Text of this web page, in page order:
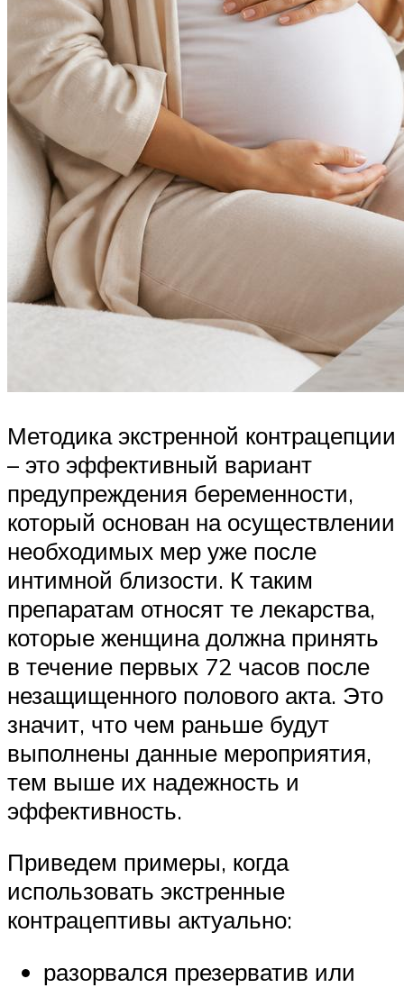
Методика экстренной контрацепции
– это эффективный вариант
предупреждения беременности,
который основан на осуществлении
необходимых мер уже после
интимной близости. К таким
препаратам относят те лекарства,
которые женщина должна принять
в течение первых 72 часов после
незащищенного полового акта. Это
значит, что чем раньше будут
выполнены данные мероприятия,
тем выше их надежность и
эффективность.
Приведем примеры, когда
использовать экстренные
контрацептивы актуально:
разорвался презерватив или